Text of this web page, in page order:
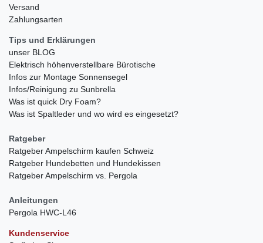
Versand
Zahlungsarten
Tips und Erklärungen
unser BLOG
Elektrisch höhenverstellbare Bürotische
Infos zur Montage Sonnensegel
Infos/Reinigung zu Sunbrella
Was ist quick Dry Foam?
Was ist Spaltleder und wo wird es eingesetzt?
Ratgeber
Ratgeber Ampelschirm kaufen Schweiz
Ratgeber Hundebetten und Hundekissen
Ratgeber Ampelschirm vs. Pergola
Anleitungen
Pergola HWC-L46
Kundenservice